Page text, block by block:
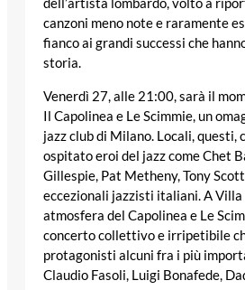
dell’artista lombardo, volto a
canzoni meno note e raramente
fianco ai grandi successi che
storia.
Venerdì 27, alle 21:00, sarà il
Il Capolinea e Le Scimmie, un
jazz club di Milano. Locali, questi,
ospitato eroi del jazz comeChet
Gillespie, Pat Metheny,Tony Scott
eccezionali jazzisti italiani. A Villa
atmosfera del Capolinea e Le
concerto collettivo e irripetibile
protagonisti alcuni fra i più
Claudio Fasoli, Luigi Bonafede,